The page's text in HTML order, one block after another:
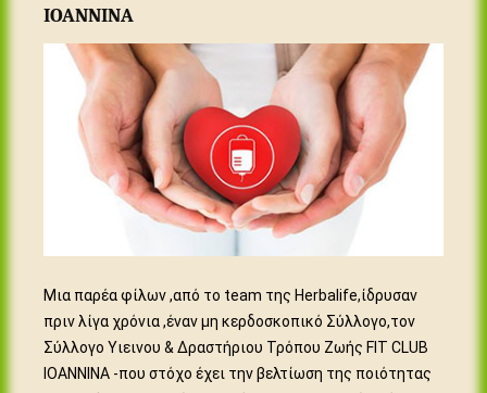
IOANNINA
Μια παρέα φίλων ,από το team της Herbalife,ίδρυσαν
πριν λίγα χρόνια ,έναν μη κερδοσκοπικό Σύλλογο,τον
Σύλλογο Υιεινου & Δραστήριου Τρόπου Ζωής FIT CLUB
IOANNINA -που στόχο έχει την βελτίωση της ποιότητας